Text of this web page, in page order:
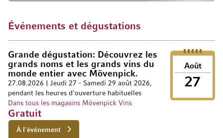
Événements et dégustations
Août
27
Grande dégustation: Découvrez les
grands noms et les grands vins du
monde entier avec Mövenpick.
27.08.2026 | Jeudi 27 - Samedi 29 août 2026,
pendant les heures d'ouverture habituelles
Dans tous les magasins Mövenpick Vins
Gratuit
À l'événement